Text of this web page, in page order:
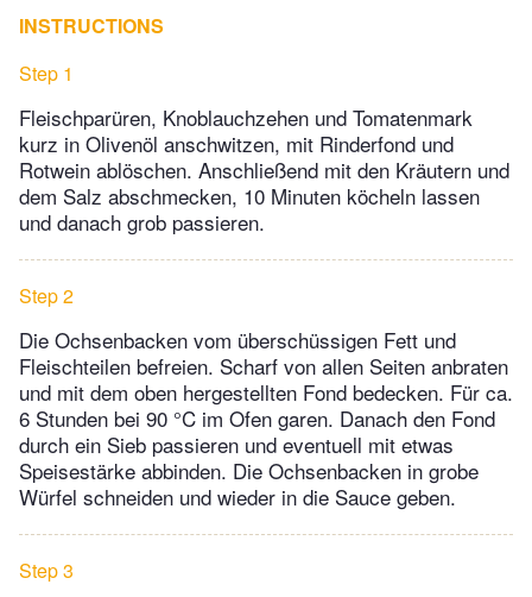
INSTRUCTIONS
Step 1
Fleischparüren, Knoblauchzehen und Tomatenmark
kurz in Olivenöl anschwitzen, mit Rinderfond und
Rotwein ablöschen. Anschließend mit den Kräutern und
dem Salz abschmecken, 10 Minuten köcheln lassen
und danach grob passieren.
Step 2
Die Ochsenbacken vom überschüssigen Fett und
Fleischteilen befreien. Scharf von allen Seiten anbraten
und mit dem oben hergestellten Fond bedecken. Für ca.
6 Stunden bei 90 °C im Ofen garen. Danach den Fond
durch ein Sieb passieren und eventuell mit etwas
Speisestärke abbinden. Die Ochsenbacken in grobe
Würfel schneiden und wieder in die Sauce geben.
Step 3